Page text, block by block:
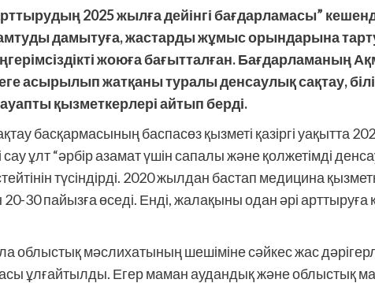
2025 жылға дейінгі бағдарламасы”
дамытуға, жастарды жұмыс орындарына
жоюға бағытталған. Бағдарламаның
асырылып жатқаны туралы денсаулық сақтау,
қызметкерлері айтып берді.
басқармасының баспасөз қызметі қазіргі уақытта
сау ұлт “әрбір азамат үшін сапалы және қолжетімді
түсіндірді. 2020 жылдан бастап медицина
30 пайызға өседі. Енді, жалақыны одан әрі арттыруға
облыстық мәслихатының шешіміне сәйкес жас
ұлғайтылды. Егер маман аудандық және облыстық